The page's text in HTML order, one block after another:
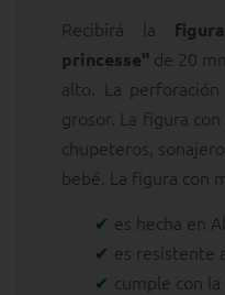
Recibirá la
princesse" de 20
alto. La
grosor. La figura
chupeteros,
bebé. La figura con
es hecha en
es resistente
cumple con la